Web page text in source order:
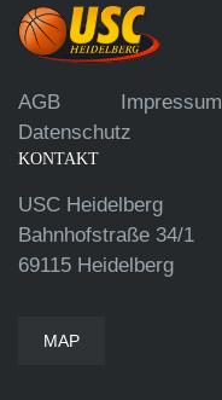
AGB Impressum
Datenschutz
KONTAKT
USC Heidelberg
Bahnhofstraße 34/1
69115 Heidelberg
MAP